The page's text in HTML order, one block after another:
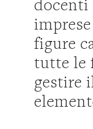
docenti
figure
tutte le
gestire